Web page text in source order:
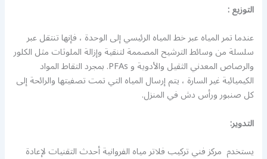
التوزيع :
عندما تمر المياه عبر خط المياه الرئيسي إلى الوحدة ، فإنها تنتقل عبر
سلسلة من وسائط الترشيح المصممة لتنقية وإزالة الملوثات مثل الكلور
والرصاص المعدني الثقيل والأدوية و PFAs. بمجرد التقاط المواد
الكيميائية غير السارة ، يتم إرسال المياه التي تمت تصفيتها والرائحة إلى
كل صنبور ورأس دش في المنزل.
التدوير:
يستخدم مركز فني تركيب فلاتر مياه الفروانية أحدث التقنيات لإعادة